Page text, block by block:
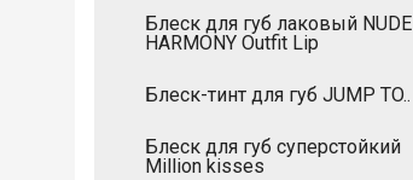
Блеск для губ лаковый NUDE
HARMONY Outfit Lip
Блеск-тинт для губ JUMP TO..
Блеск для губ суперстойкий
Million kisses